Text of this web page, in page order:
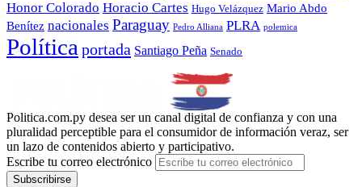
Honor Colorado Horacio Cartes Hugo Velázquez Mario Abdo
Benítez nacionales Paraguay Pedro Alliana PLRA polemica
Política portada Santiago Peña Senado
Politica.com.py desea ser un canal digital de confianza y con una
pluralidad perceptible para el consumidor de información veraz, ser
un lazo de contenidos abierto y participativo.
Escribe tu correo electrónico